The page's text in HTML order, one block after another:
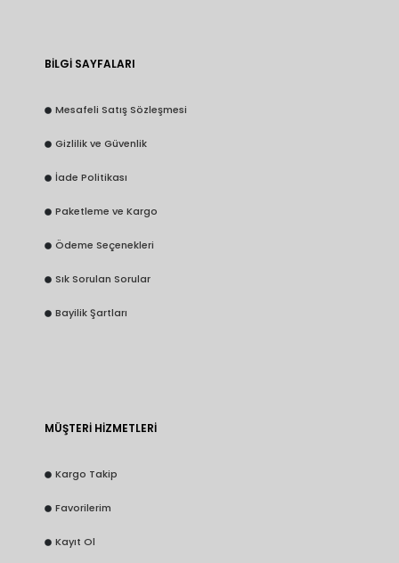
BİLGİ SAYFALARI
Mesafeli Satış Sözleşmesi
Gizlilik ve Güvenlik
İade Politikası
Paketleme ve Kargo
Ödeme Seçenekleri
Sık Sorulan Sorular
Bayilik Şartları
MÜŞTERİ HİZMETLERİ
Kargo Takip
Favorilerim
Kayıt Ol